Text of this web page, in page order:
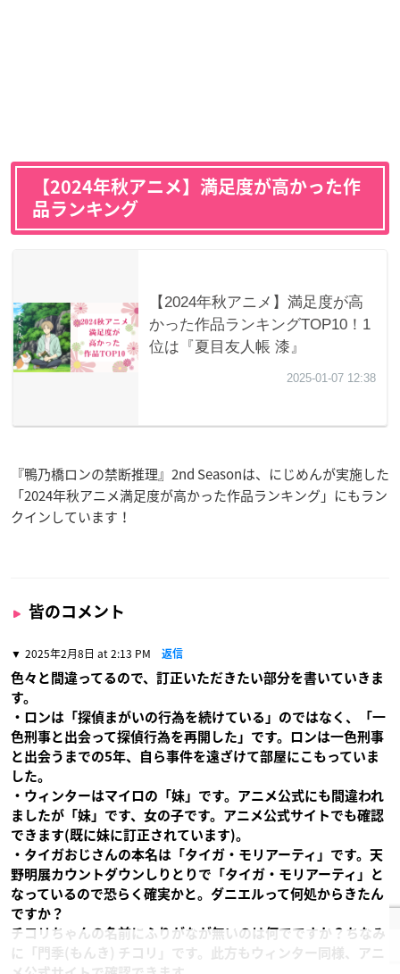
【2024年秋アニメ】満足度が高かった作
品ランキング
『鴨乃橋ロンの禁断推理』2nd Seasonは、にじめんが実施した
「2024年秋アニメ満足度が高かった作品ランキング」にもラン
クインしています！
皆のコメント
2025年2月8日 at 2:13 PM 返信
色々と間違ってるので、訂正いただきたい部分を書いていきま
す。
・ロンは「探偵まがいの行為を続けている」のではなく、「一
色刑事と出会って探偵行為を再開した」です。ロンは一色刑事
と出会うまでの5年、自ら事件を遠ざけて部屋にこもっていま
した。
・ウィンターはマイロの「妹」です。アニメ公式にも間違われ
ましたが「妹」です、女の子です。アニメ公式サイトでも確認
できます(既に妹に訂正されています)。
・タイガおじさんの本名は「タイガ・モリアーティ」です。天
野明展カウントダウンしりとりで「タイガ・モリアーティ」と
なっているので恐らく確実かと。ダニエルって何処からきたん
ですか？
チコリちゃんの名前にふりがなが無いのは何でですか？ちなみ
に「門季(もんき) チコリ」です。此方もウィンター同様、アニ